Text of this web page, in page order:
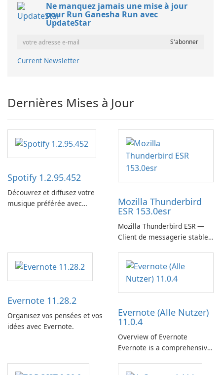
Ne manquez jamais une mise à jour
pour Run Ganesha Run avec
UpdateStar
Current Newsletter
Dernières Mises à Jour
Spotify 1.2.95.452
Découvrez et diffusez votre
musique préférée avec
Mozilla Thunderbird
ESR 153.0esr
Mozilla Thunderbird ESR —
Client de messagerie stable,
l’entreprise
Evernote 11.28.2
Organisez vos pensées et vos
idées avec Evernote.
Evernote (Alle Nutzer)
11.0.4
Overview of Evernote
Evernote is a comprehensive
software designed to help